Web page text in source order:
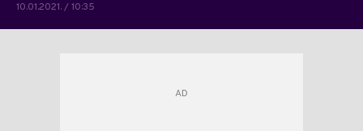
10.01.2021. / 10:35